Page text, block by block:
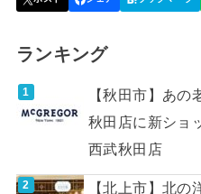
ランキング
【秋田市】あ
秋田店に新ショ
西武秋田店
【北上市】北